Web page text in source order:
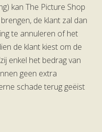
kan The Picture Shop
de klant zal dan
te annuleren of het
de klant kiest om de
enkel het bedrag van
geen extra
schade terug geëist